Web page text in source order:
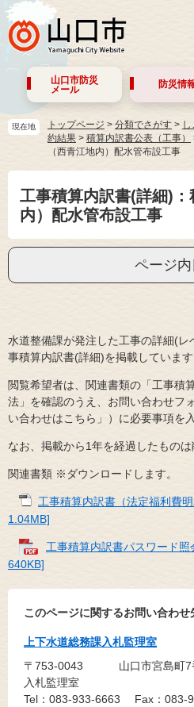
山口市防災
メール
防災情
現在地 トップページ > 分類でさがす >
約結果 > 積算内訳書公表（工事）
（西青江地内）配水管布設工事
工事積算内訳書(詳細)
内）配水管布設工事
ページ内
水道整備課が発注した工事の詳細(
事積算内訳書(詳細)を掲載しています
閲覧希望者は、関連書類の「工事積
法」を確認のうえ、お問い合わせフ
い合わせはこちら」）に必要事項を
なお、掲載から1年を経過したものは
関連書類 ※ダウンロードします。
工事積算内訳書（法定福利費
1.04MB]
工事積算内訳書パスワード
640KB]
このページに関するお問い合わせ
上下水道総務課入札監理室
〒753-0043
山口市宮島町
入札監理室
Tel：083-933-6663
Fax：083-